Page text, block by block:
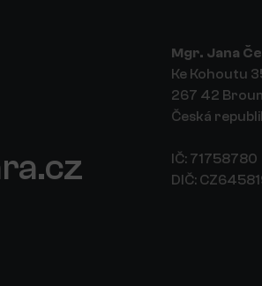
Mgr. Jana
Ke Kohoutu
267 42
Česká
IČ: 71758780
DIČ: